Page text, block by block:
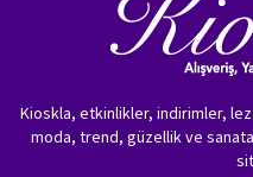
Kioskla, etkinlikler, indirimler,
moda, trend, güzellik ve